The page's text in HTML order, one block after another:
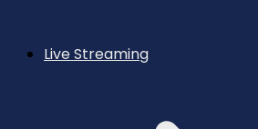
Live Streaming